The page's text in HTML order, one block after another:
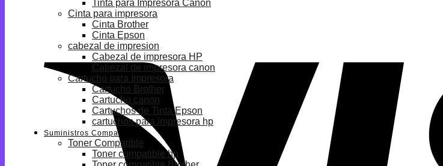
Tinta para Impresora Canon
Cinta para impresora
Cinta Brother
Cinta Epson
cabezal de impresion
Cabezal de impresora HP
Cabezal de impresora canon
Cartucho para Impresora
Cartucho Brother
Cartucho canon
Cartuchos de Tinta Epson
cartuchos para impresora hp
Suministros Compatibles
Toner Compatible
Toner compatible hp